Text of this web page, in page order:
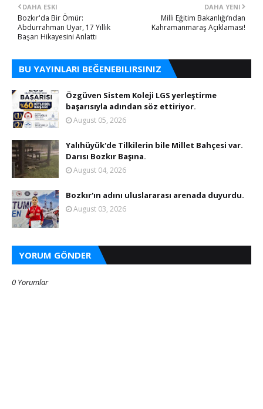
DAHA YENI
Milli Eğitim Bakanlığı’ndan
Kahramanmaraş Açıklaması!
DAHA ESKI
Bozkır'da Bir Ömür:
Abdurrahman Uyar, 17 Yıllık
Başarı Hikayesini Anlattı
BU YAYINLARI BEĞENEBILIRSINIZ
Özgüven Sistem Koleji LGS yerleştirme
başarısıyla adından söz ettiriyor.
August 05, 2026
Yalıhüyük'de Tilkilerin bile Millet Bahçesi var.
Darısı Bozkır Başına.
August 04, 2026
Bozkır'ın adını uluslararası arenada duyurdu.
August 03, 2026
YORUM GÖNDER
0 Yorumlar